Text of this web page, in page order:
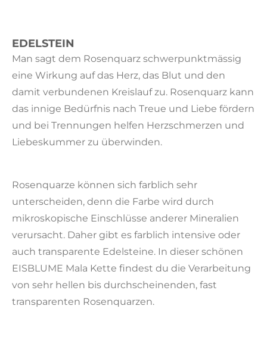
EDELSTEIN
Man sagt dem Rosenquarz schwerpunktmässig
eine Wirkung auf das Herz, das Blut und den
damit verbundenen Kreislauf zu. Rosenquarz kann
das innige Bedürfnis nach Treue und Liebe fördern
und bei Trennungen helfen Herzschmerzen und
Liebeskummer zu überwinden.
Rosenquarze können sich farblich sehr
unterscheiden, denn die Farbe wird durch
mikroskopische Einschlüsse anderer Mineralien
verursacht. Daher gibt es farblich intensive oder
auch transparente Edelsteine. In dieser schönen
EISBLUME Mala Kette findest du die Verarbeitung
von sehr hellen bis durchscheinenden, fast
transparenten Rosenquarzen.